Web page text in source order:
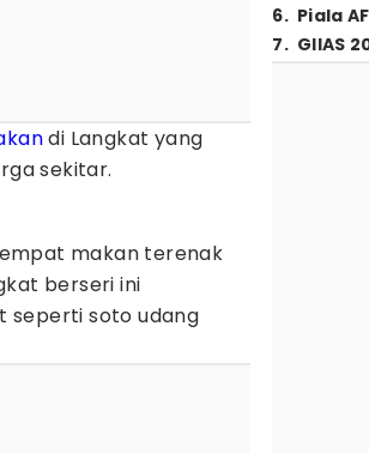
di Langkat yang
sekitar.
makan terenak
berseri ini
seperti soto udang
6. Piala
7. GIIAS